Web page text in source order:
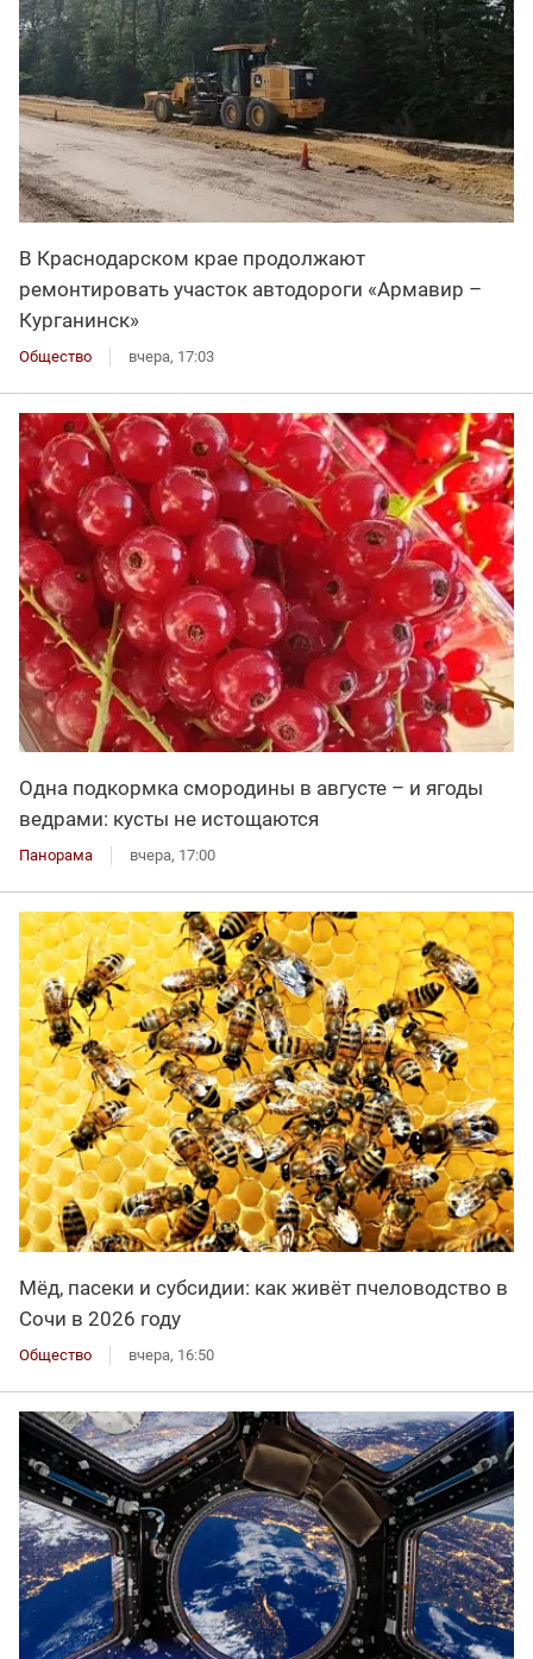
В Краснодарском крае продолжают
ремонтировать участок автодороги «Армавир –
Курганинск»
Общество вчера, 17:03
Одна подкормка смородины в августе – и ягоды
ведрами: кусты не истощаются
Панорама вчера, 17:00
Мёд, пасеки и субсидии: как живёт пчеловодство в
Сочи в 2026 году
Общество вчера, 16:50